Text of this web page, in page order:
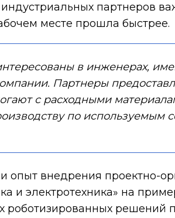
партнеров
месте прошла быстрее.
в инженерах,
Партнеры
с расходными
по
опыт внедрения проектно-
и электротехника» на
решений